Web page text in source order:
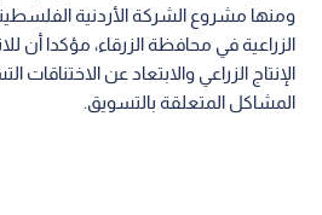
ومنها مشروع الشركة الأردنية
الزراعية في محافظة الزرقاء، مؤكدا أن
الإنتاج الزراعي والابتعاد عن الاختناقات
المشاكل المتعلقة بالتسويق.